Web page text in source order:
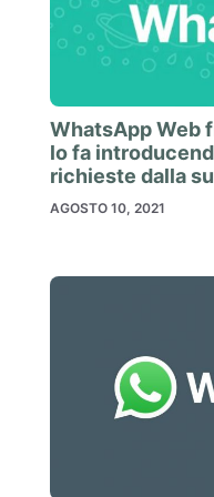
WhatsApp Web
lo fa
richieste dalla
AGOSTO 10, 2021